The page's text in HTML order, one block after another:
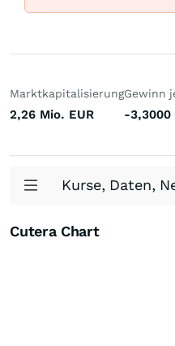
Marktkapitalisierung
2,26 Mio. EUR
Gewinn
-3,3000
Kurse, Daten,
Cutera Chart